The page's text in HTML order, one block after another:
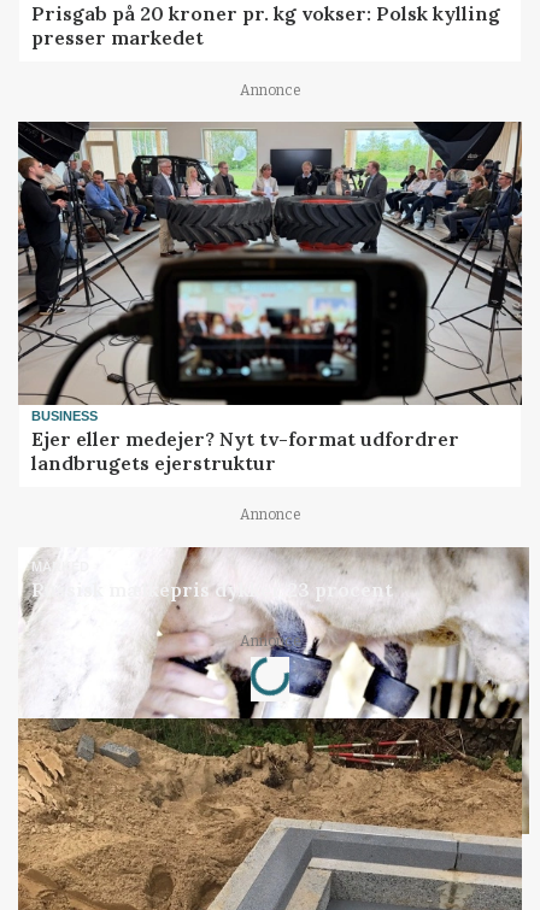
Prisgab på 20 kroner pr. kg vokser: Polsk kylling
presser markedet
Annonce
BUSINESS
Ejer eller medejer? Nyt tv-format udfordrer
landbrugets ejerstruktur
Annonce
MARKED
Russisk mælkepris dykker 23 procent
Annonce
Loading...